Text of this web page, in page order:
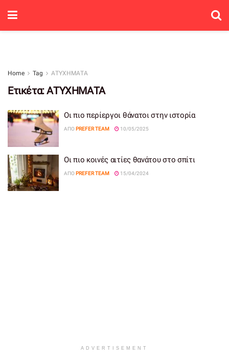
Home Tag ΑΤΥΧΗΜΑΤΑ
Ετικέτα:ΑΤΥΧΗΜΑΤΑ
Οι πιο περίεργοι θάνατοι στην ιστορία
ΑΠΌ PREFER TEAM 10/05/2025
Οι πιο κοινές αιτίες θανάτου στο σπίτι
ΑΠΌ PREFER TEAM 15/04/2024
ADVERTISEMENT